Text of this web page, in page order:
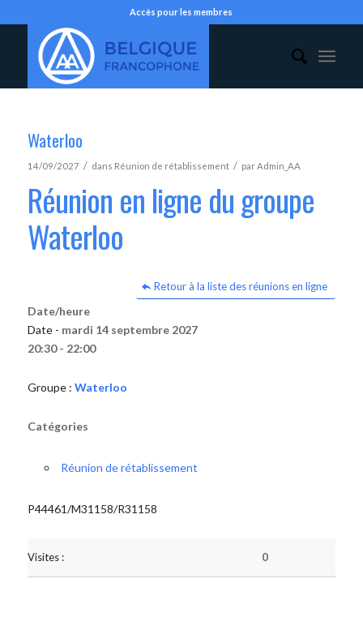
Accès pour les membres
Waterloo
14/09/2027 / dans Réunion de rétablissement / parAdmin_AA
Réunion en ligne du groupe
Waterloo
Retour à la liste des réunions en ligne
Date/heure
Date - mardi 14 septembre 2027
20:30 - 22:00
Groupe : Waterloo
Catégories
Réunion de rétablissement
P44461/M31158/R31158
Visites : 0